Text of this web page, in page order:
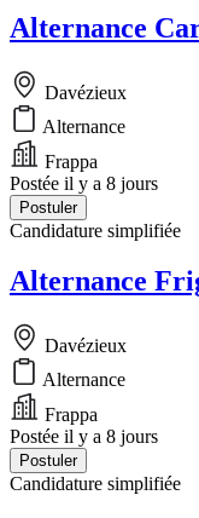
Alternance
Davézieux
Alternance
Frappa
Postée il y a 8 jours
Postuler
Candidature simplifiée
Alternance
Davézieux
Alternance
Frappa
Postée il y a 8 jours
Postuler
Candidature simplifiée